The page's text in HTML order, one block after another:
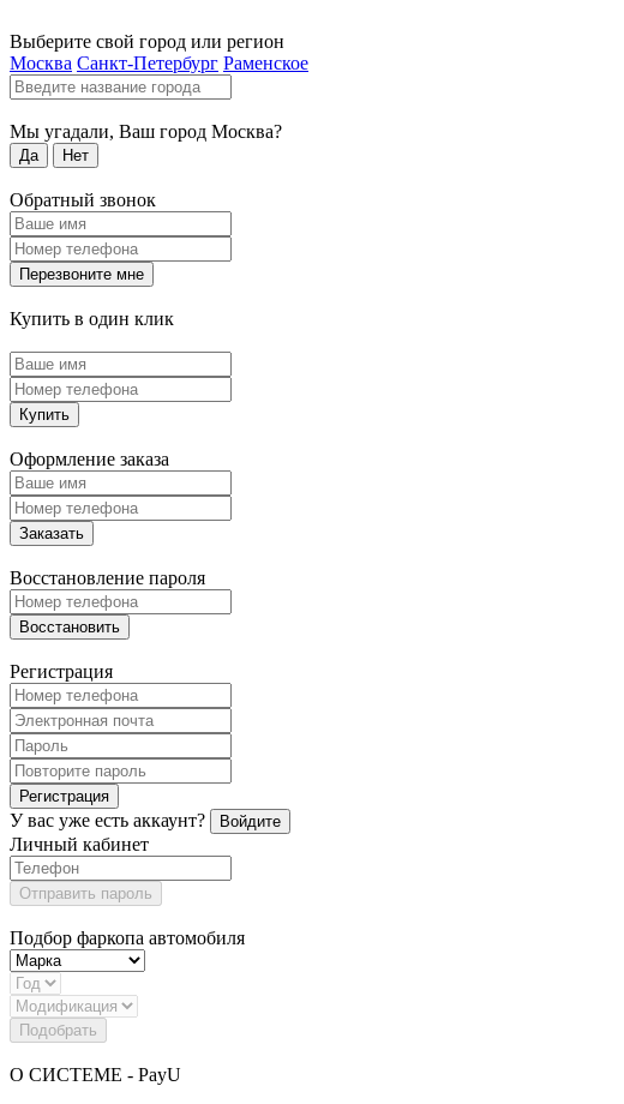
Выберите свой город или регион
Москва Санкт-Петербург Раменское
Мы угадали, Ваш город Москва?
Да Нет
Обратный звонок
Перезвоните мне
Купить в один клик
Купить
Оформление заказа
Заказать
Восстановление пароля
Восстановить
Регистрация
Регистрация
У вас уже есть аккаунт? Войдите
Личный кабинет
Отправить пароль
Подбор фаркопа автомобиля
Подобрать
О СИСТЕМЕ - PayU